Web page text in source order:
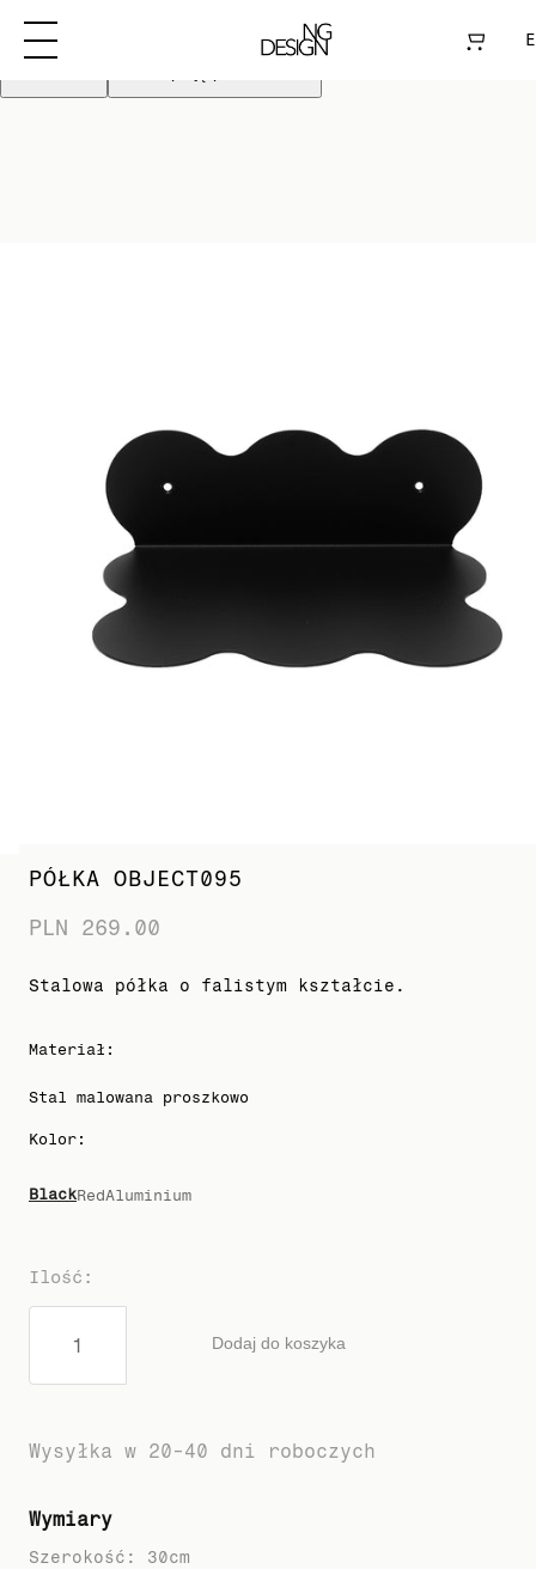
strony. Kontynuując akceptujesz pliki
PÓŁKA OBJECT095
PLN 269.00
Stalowa półka o falistym kształcie.
Materiał :
Stal malowana proszkowo
Kolor :
BlackRedAluminium
Ilość :
Dodaj do koszyka
Wysyłka w 20-40 dni roboczych
Wymiary
Szerokość: 30cm